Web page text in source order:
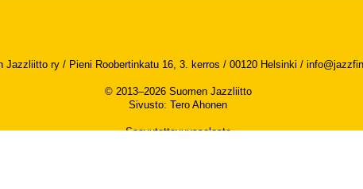
Jazzliitto ry / Pieni Roobertinkatu 16, 3. kerros / 00120 Helsinki /
© 2013–2026 Suomen Jazzliitto
Sivusto: Tero Ahonen
Saavutettavuusseloste